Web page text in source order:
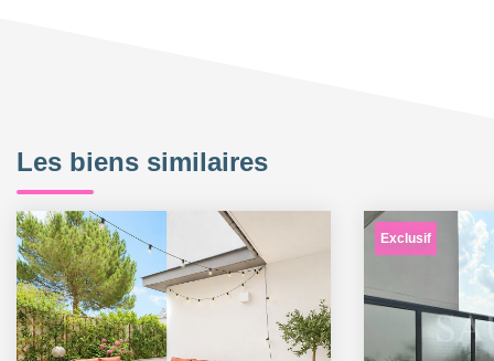
Les biens similaires
Exclusif